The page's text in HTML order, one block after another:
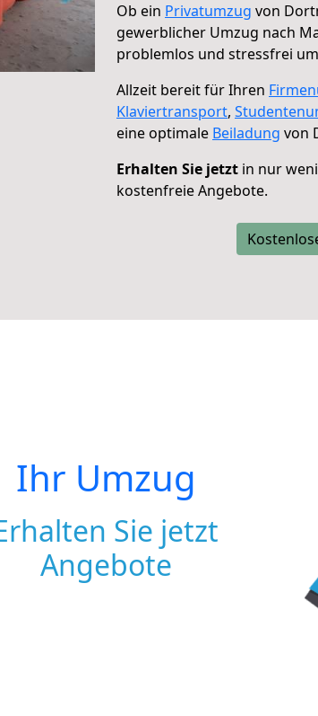
Ob ein Privatumzug von
gewerblicher Umzug nach
problemlos und stressfrei
Allzeit bereit für Ihren
Klaviertransport,
eine optimale Beiladung von
Erhalten Sie jetzt in nur
kostenfreie Angebote.
Ihr Umzug
Sie jetzt
Angebote